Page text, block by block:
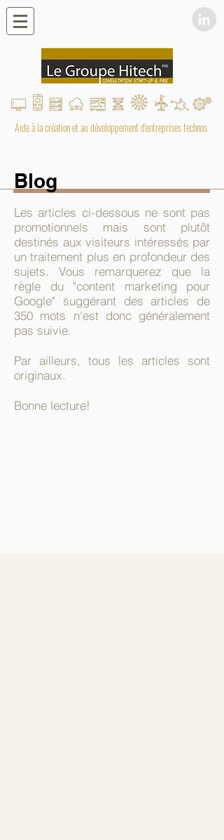
Aide à la création et au développement d'entreprises technos
Blog
Les articles ci-dessous ne sont pas
promotionnels mais sont plutôt
destinés aux visiteurs intéressés par
un traitement plus en profondeur des
sujets. Vous remarquerez que la
règle du "content marketing pour
Google" suggérant des articles de
350 mots n'est donc généralement
pas suivie.
Par ailleurs, tous les articles sont
originaux.
Bonne lecture!